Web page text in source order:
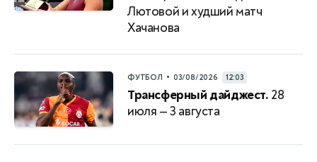
Лютовой и худший матч
Хачанова
ФУТБОЛ • 03/08/2026 12:03
Трансферный дайджест. 28
июля — 3 августа